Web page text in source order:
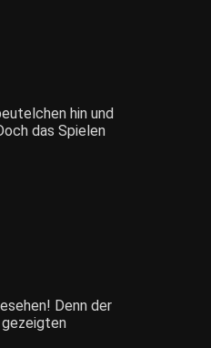
hin und
das Spielen
Denn der